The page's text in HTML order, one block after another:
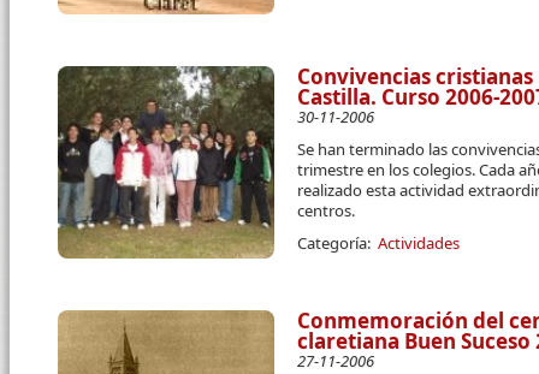
Convivencias cristianas
Castilla. Curso 2006-
30-11-2006
Se han terminado las
trimestre en los colegios. Cada
realizado esta actividad
centros.
Categoría: Actividades
Conmemoración del
claretiana Buen Suceso
27-11-2006